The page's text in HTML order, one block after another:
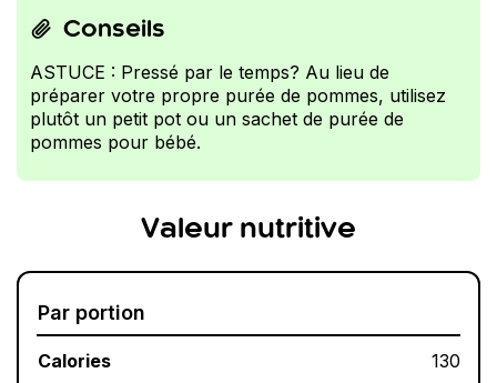
Conseils
ASTUCE : Pressé par le temps? Au lieu de
préparer votre propre purée de pommes, utilisez
plutôt un petit pot ou un sachet de purée de
pommes pour bébé.
Valeur nutritive
Par portion
Calories 130